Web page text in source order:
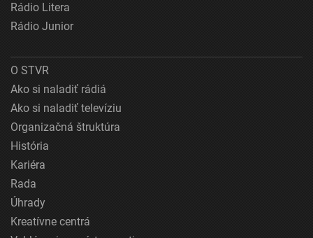
Rádio Litera
Rádio Junior
O STVR
Ako si naladiť rádiá
Ako si naladiť televíziu
Organizačná štruktúra
História
Kariéra
Rada
Úhrady
Kreatívne centrá